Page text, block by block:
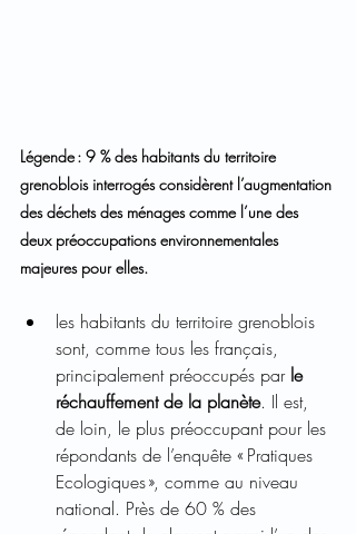
Légende : 9 % des habitants du territoire
grenoblois interrogés considèrent l’augmentation
des déchets des ménages comme l’une des
deux préoccupations environnementales
majeures pour elles.
les habitants du territoire grenoblois
sont, comme tous les français,
principalement préoccupés par le
réchauffement de la planète. Il est,
de loin, le plus préoccupant pour les
répondants de l’enquête « Pratiques
Ecologiques », comme au niveau
national. Près de 60 % des